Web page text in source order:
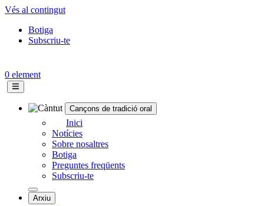
Vés al contingut
Topbar
Botiga
Subscriu-te
0 element
Navegació
principal
Cançons de tradició oral
Inici
Notícies
Sobre nosaltres
Botiga
Preguntes freqüents
Subscriu-te
Arxiu